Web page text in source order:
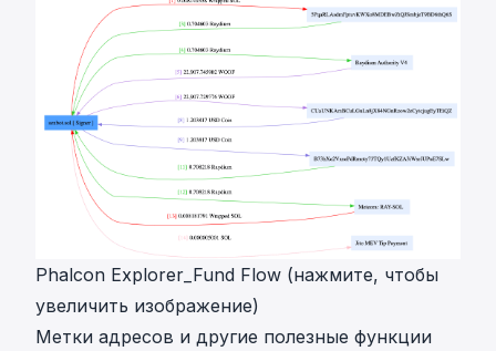
Phalcon Explorer_Fund Flow (нажмите, чтобы
увеличить изображение)
Метки адресов и другие полезные функции